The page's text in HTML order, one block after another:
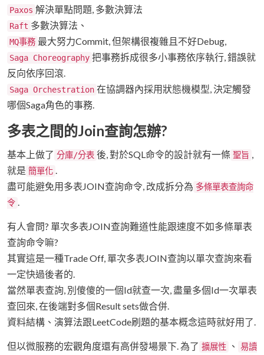
Paxos 解決單點問題, 多數決算法
Raft 多數決算法、
MQ事務 最大努力Commit, 但架構很複雜且不好Debug,
Saga Choreography 把事務拆成很多小事務依序執行, 錯誤就
反向依序回滾.
Saga Orchestration 在協調器內採用狀態機模型, 決定觸發
哪個Saga角色的事務.
多表之間的Join查詢怎辦?
基本上做了 分庫/分表 後, 對於SQL命令的設計就有一條 聖旨 ,
就是 簡單化 .
盡可能避免用多表JOIN查詢命令, 改成拆分為 多條單表查詢命
令 .
有人會問? 單次多表JOIN查詢難道性能跟速度不如多條單表
查詢命令嘛?
其實這是一種Trade Off, 單次多表JOIN查詢以單次查詢來看
一定快過後者的.
當然單表查詢, 別傻傻的一個Id就查一次, 盡量多個Id一次單表
查回來, 在後端對多個Result sets做合併.
資料結構、演算法跟LeetCode刷題的基本概念這時就好用了.
但以微服務的宏觀角度還有高併發場景下. 為了 擴展性 、 易讀